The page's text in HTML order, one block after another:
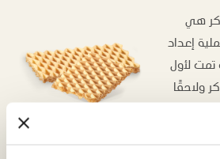
هي
إعداد
تمت لأول
ولاحقًا
حافظ على